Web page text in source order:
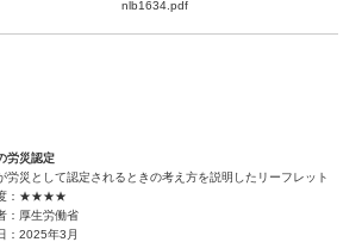
nlb1634.pdf
労災認定
労災として認定されるときの考え方を説明したリーフレット
：★★★★
：厚生労働省
：2025年3月